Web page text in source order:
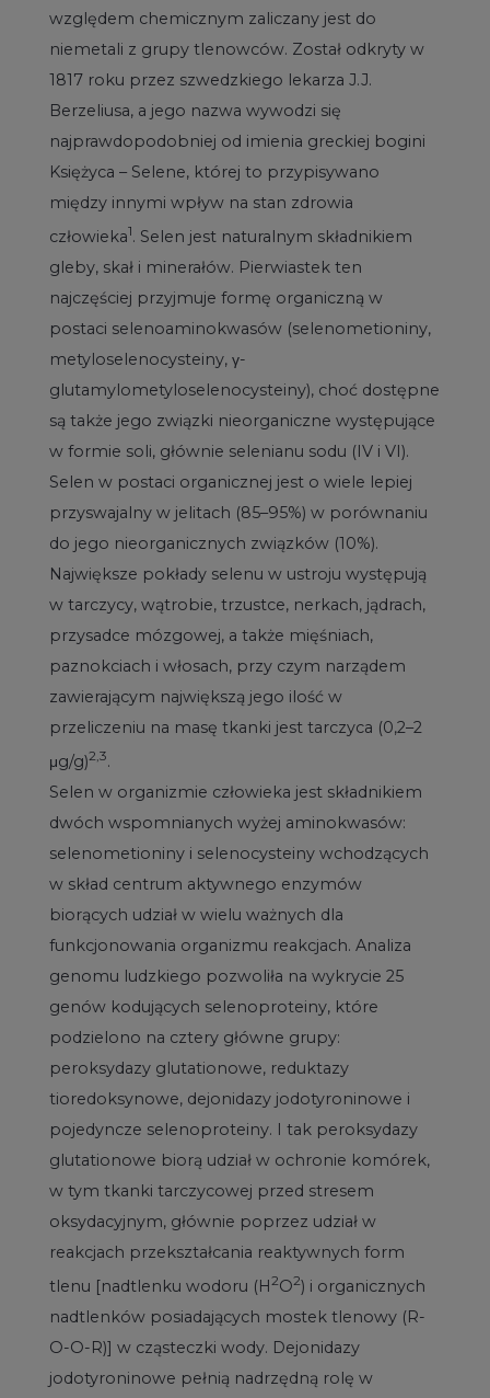
względem chemicznym zaliczany jest do
niemetali z grupy tlenowców. Został odkryty w
1817 roku przez szwedzkiego lekarza J.J.
Berzeliusa, a jego nazwa wywodzi się
najprawdopodobniej od imienia greckiej bogini
Księżyca – Selene, której to przypisywano
między innymi wpływ na stan zdrowia
człowieka1. Selen jest naturalnym składnikiem
gleby, skał i minerałów. Pierwiastek ten
najczęściej przyjmuje formę organiczną w
postaci selenoaminokwasów (selenometioniny,
metyloselenocysteiny, γ-
glutamylometyloselenocysteiny), choć dostępne
są także jego związki nieorganiczne występujące
w formie soli, głównie selenianu sodu (IV i VI).
Selen w postaci organicznej jest o wiele lepiej
przyswajalny w jelitach (85–95%) w porównaniu
do jego nieorganicznych związków (10%).
Największe pokłady selenu w ustroju występują
w tarczycy, wątrobie, trzustce, nerkach, jądrach,
przysadce mózgowej, a także mięśniach,
paznokciach i włosach, przy czym narządem
zawierającym największą jego ilość w
przeliczeniu na masę tkanki jest tarczyca (0,2–2
μg/g)2,3.
Selen w organizmie człowieka jest składnikiem
dwóch wspomnianych wyżej aminokwasów:
selenometioniny i selenocysteiny wchodzących
w skład centrum aktywnego enzymów
biorących udział w wielu ważnych dla
funkcjonowania organizmu reakcjach. Analiza
genomu ludzkiego pozwoliła na wykrycie 25
genów kodujących selenoproteiny, które
podzielono na cztery główne grupy:
peroksydazy glutationowe, reduktazy
tioredoksynowe, dejonidazy jodotyroninowe i
pojedyncze selenoproteiny. I tak peroksydazy
glutationowe biorą udział w ochronie komórek,
w tym tkanki tarczycowej przed stresem
oksydacyjnym, głównie poprzez udział w
reakcjach przekształcania reaktywnych form
tlenu [nadtlenku wodoru (H2O2) i organicznych
nadtlenków posiadających mostek tlenowy (R-
O-O-R)] w cząsteczki wody. Dejonidazy
jodotyroninowe pełnią nadrzędną rolę w